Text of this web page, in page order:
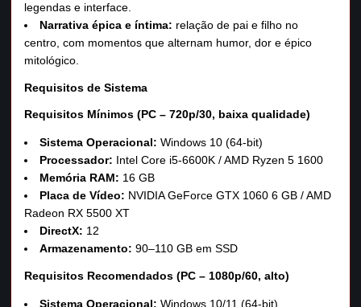
legendas e interface.
Narrativa épica e íntima: relação de pai e filho no
centro, com momentos que alternam humor, dor e épico
mitológico.
Requisitos de Sistema
Requisitos Mínimos (PC – 720p/30, baixa qualidade)
Sistema Operacional: Windows 10 (64‑bit)
Processador: Intel Core i5‑6600K / AMD Ryzen 5 1600
Memória RAM: 16 GB
Placa de Vídeo: NVIDIA GeForce GTX 1060 6 GB / AMD
Radeon RX 5500 XT
DirectX: 12
Armazenamento: 90–110 GB em SSD
Requisitos Recomendados (PC – 1080p/60, alto)
Sistema Operacional: Windows 10/11 (64‑bit)